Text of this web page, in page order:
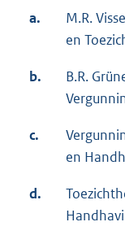
a.
M.R.
en
b.
B.R.
c.
en
d.